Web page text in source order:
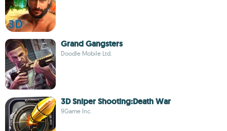
Grand Gangsters
Doodle Mobile Ltd.
3D Sniper Shooting:Death War
9Game Inc.